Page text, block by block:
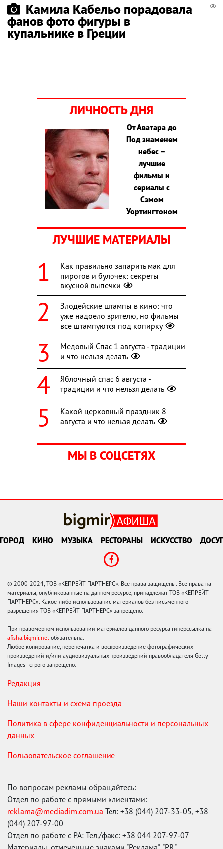
Камила Кабельо порадовала
фанов фото фигуры в
купальнике в Греции
ЛИЧНОСТЬ ДНЯ
От Аватара до
Под знаменем
небес –
лучшие
фильмы и
сериалы с
Сэмом
Уортингтоном
ЛУЧШИЕ МАТЕРИАЛЫ
Как правильно запарить мак для
пирогов и булочек: секреты
вкусной выпечки
Злодейские штампы в кино: что
уже надоело зрителю, но фильмы
все штампуются под копирку
Медовый Спас 1 августа - традиции
и что нельзя делать
Яблочный спас 6 августа -
традиции и что нельзя делать
Какой церковный праздник 8
августа и что нельзя делать
МЫ В СОЦСЕТЯХ
ГОРОД КИНО МУЗЫКА РЕСТОРАНЫ ИСКУССТВО ДОСУГ
© 2000-2024, ТОВ «КЕПРЕЙТ ПАРТНЕРС». Все права защищены. Все права на
материалы, опубликованные на данном ресурсе, принадлежат ТОВ «КЕПРЕЙТ
ПАРТНЕРС». Какое-либо использование материалов без письменного
разрешения ТОВ «КЕПРЕЙТ ПАРТНЕРС» запрещено.
При правомерном использовании материалов данного ресурса гиперссылка на
afisha.bigmir.net обязательна.
Любое копирование, перепечатка и воспроизведение фотографических
произведений и/или аудиовизуальных произведений правообладателя Getty
Images - строго запрещено.
Редакция
Наши контакты и схема проезда
Политика в сфере конфиденциальности и персональных
данных
Пользовательское соглашение
По вопросам рекламы обращайтесь:
Отдел по работе с прямыми клиентами:
reklama@mediadim.com.ua Тел: +38 (044) 207-33-05, +38
(044) 207-97-00
Отдел по работе с РА: Тел./факс: +38 044 207-97-07